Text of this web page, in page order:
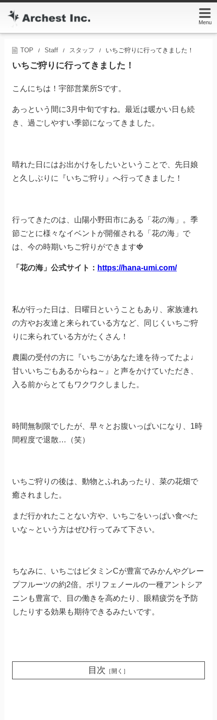
Menu
TOP / Staff / スタッフ / いちご狩りに行ってきました！
いちご狩りに行ってきました！
こんにちは！宇部営業所Sです。
あっという間に3月中旬ですね。最近は暖かい日も続
き、過ごしやすい季節になってきました。
晴れた日にはお出かけをしたいということで、先日娘
と久しぶりに『いちご狩り』へ行ってきました！
行ってきたのは、山陽小野田市にある「花の海」。季
節ごとに様々なイベントが開催される「花の海」で
は、今の時期いちご狩りができます🍓
「花の海」公式サイト： https://hana-umi.com/
私が行った日は、日曜日ということもあり、家族連れ
の方やお友達と来られている方など、同じくいちご狩
りに来られている方がたくさん！
農園の受付の方に『いちごがあなた達を待ってたよ♩
甘いいちごもあるからね～』と声をかけていただき、
入る前からとてもワクワクしました。
時間無制限でしたが、早々とお腹いっぱいになり、1時
間程度で退散…（笑）
いちご狩りの後は、動物とふれあったり、菜の花畑で
癒されました。
まだ行かれたことない方や、いちごをいっぱい食べた
いな～という方はぜひ行ってみて下さい。
ちなみに、いちごはビタミンCが豊富でみかんやグレー
プフルーツの約2倍。ポリフェノールの一種アントシア
ニンも豊富で、目の働きを高めたり、眼精疲労を予防
したりする効果も期待できるみたいです。
目次 ［開く］